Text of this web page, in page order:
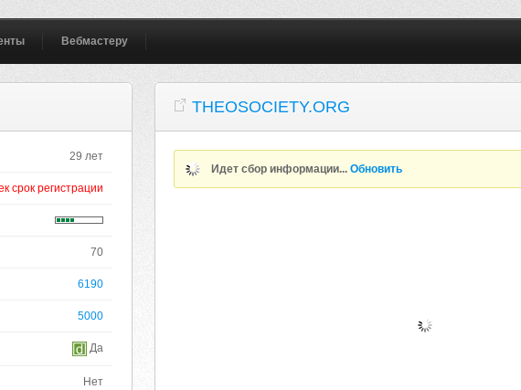
Вебмастеру
29 лет
срок регистрации
70
6190
5000
Да
Нет
THEOSOCIETY.ORG
Идет сбор информации...Обновить